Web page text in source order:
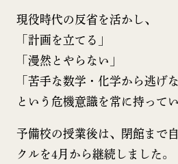
現役時代の反省を活かし、
「計画を立てる」
「漫然とやらない」
「苦手な数学・化学から逃げな
という危機意識を常に持って
予備校の授業後は、閉館まで
クルを4月から継続しました。